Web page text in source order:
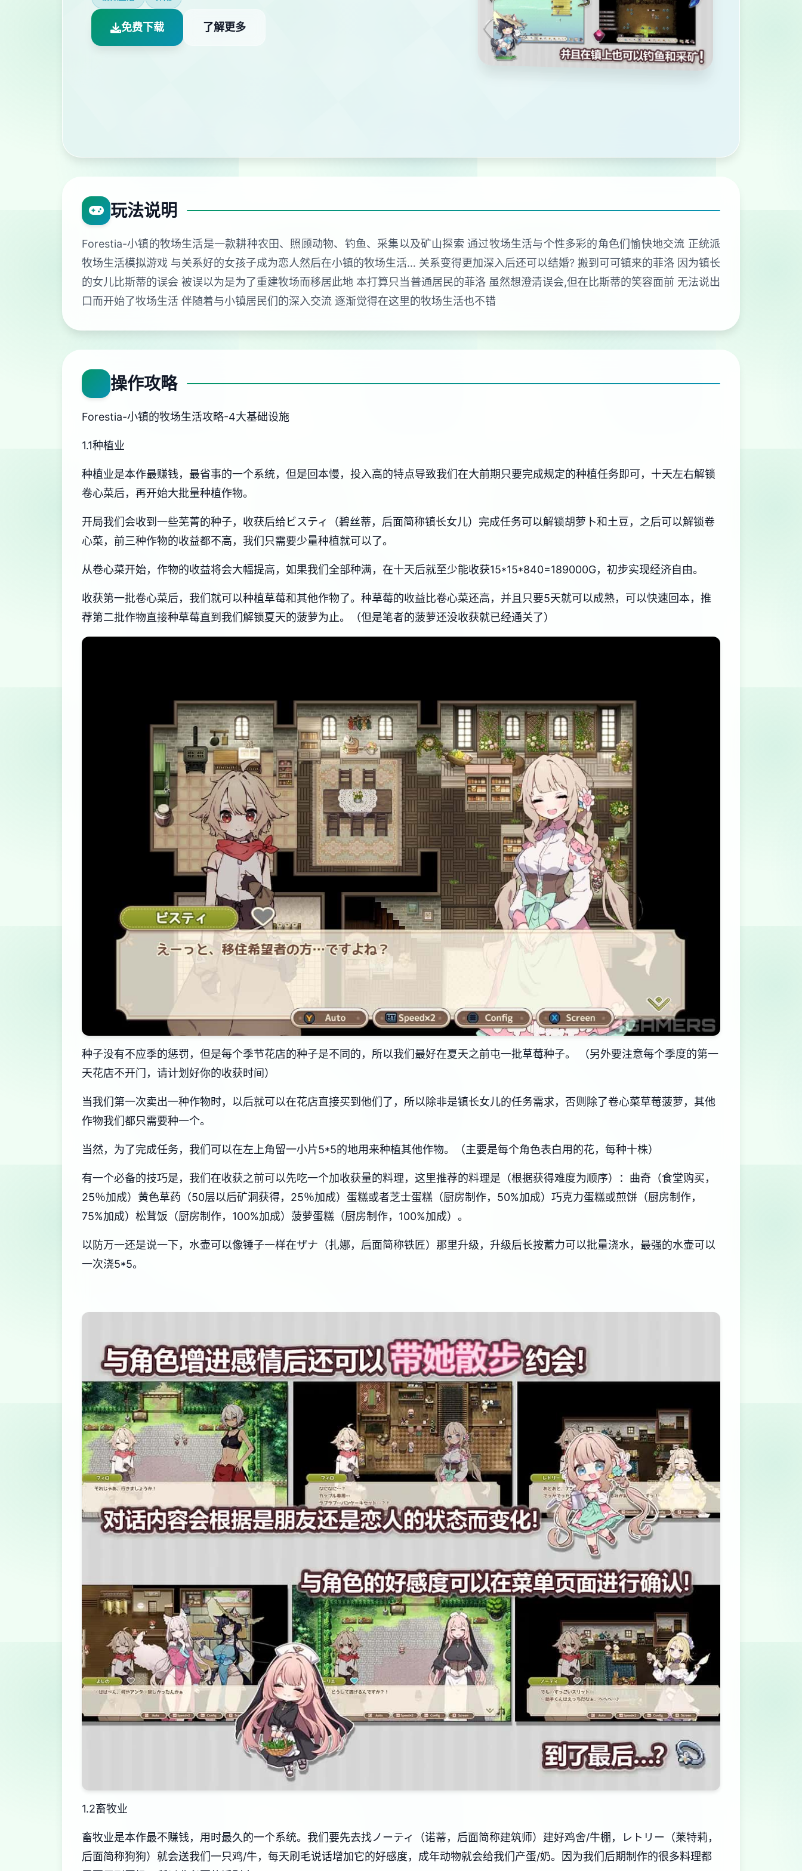
免费下载 了解更多
玩法说明
Forestia-小镇的牧场生活是一款耕种农田、照顾动物、钓鱼、采集以及矿山探索 通过牧场生活与个性多彩的角色们愉快地交流 正统派
牧场生活模拟游戏 与关系好的女孩子成为恋人然后在小镇的牧场生活… 关系变得更加深入后还可以结婚? 搬到可可镇来的菲洛 因为镇长
的女儿比斯蒂的误会 被误以为是为了重建牧场而移居此地 本打算只当普通居民的菲洛 虽然想澄清误会,但在比斯蒂的笑容面前 无法说出
口而开始了牧场生活 伴随着与小镇居民们的深入交流 逐渐觉得在这里的牧场生活也不错
操作攻略
Forestia-小镇的牧场生活攻略-4大基础设施
1.1种植业
种植业是本作最赚钱，最省事的一个系统，但是回本慢，投入高的特点导致我们在大前期只要完成规定的种植任务即可，十天左右解锁
卷心菜后，再开始大批量种植作物。
开局我们会收到一些芜菁的种子，收获后给ビスティ（碧丝蒂，后面简称镇长女儿）完成任务可以解锁胡萝卜和土豆，之后可以解锁卷
心菜，前三种作物的收益都不高，我们只需要少量种植就可以了。
从卷心菜开始，作物的收益将会大幅提高，如果我们全部种满，在十天后就至少能收获15*15*840=189000G，初步实现经济自由。
收获第一批卷心菜后，我们就可以种植草莓和其他作物了。种草莓的收益比卷心菜还高，并且只要5天就可以成熟，可以快速回本，推
荐第二批作物直接种草莓直到我们解锁夏天的菠萝为止。（但是笔者的菠萝还没收获就已经通关了）
种子没有不应季的惩罚，但是每个季节花店的种子是不同的，所以我们最好在夏天之前屯一批草莓种子。 （另外要注意每个季度的第一
天花店不开门，请计划好你的收获时间）
当我们第一次卖出一种作物时，以后就可以在花店直接买到他们了，所以除非是镇长女儿的任务需求，否则除了卷心菜草莓菠萝，其他
作物我们都只需要种一个。
当然，为了完成任务，我们可以在左上角留一小片5*5的地用来种植其他作物。（主要是每个角色表白用的花，每种十株）
有一个必备的技巧是，我们在收获之前可以先吃一个加收获量的料理，这里推荐的料理是（根据获得难度为顺序）：曲奇（食堂购买，
25％加成）黄色草药（50层以后矿洞获得，25％加成）蛋糕或者芝士蛋糕（厨房制作，50%加成）巧克力蛋糕或煎饼（厨房制作，
75%加成）松茸饭（厨房制作，100%加成）菠萝蛋糕（厨房制作，100%加成）。
以防万一还是说一下，水壶可以像锤子一样在ザナ（扎娜，后面简称铁匠）那里升级，升级后长按蓄力可以批量浇水，最强的水壶可以
一次浇5*5。
1.2畜牧业
畜牧业是本作最不赚钱，用时最久的一个系统。我们要先去找ノーティ（诺蒂，后面简称建筑师）建好鸡舍/牛棚，レトリー（莱特莉，
后面简称狗狗）就会送我们一只鸡/牛，每天刷毛说话增加它的好感度，成年动物就会给我们产蛋/奶。因为我们后期制作的很多料理都